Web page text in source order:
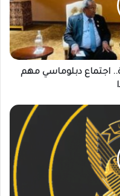
اجتماع دبلوماسي مهم